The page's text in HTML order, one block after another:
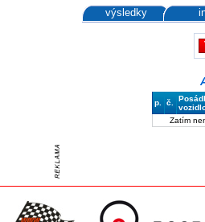
výsledky
p. č.
Zatím